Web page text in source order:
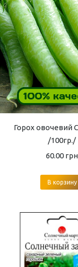
Горох овочевий
/100гр./
60.00 грн
В корзину